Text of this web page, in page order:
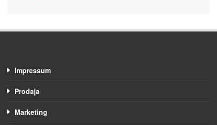
Impressum
Prodaja
Marketing